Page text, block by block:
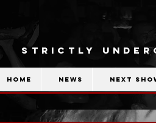
STRICTLY
Home News Next